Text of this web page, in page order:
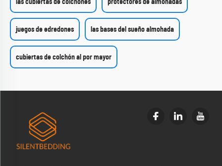
las cubiertas de colchones protectores de almohadas
juegos de edredones las bases del sueño almohada
cubiertas de colchón al por mayor